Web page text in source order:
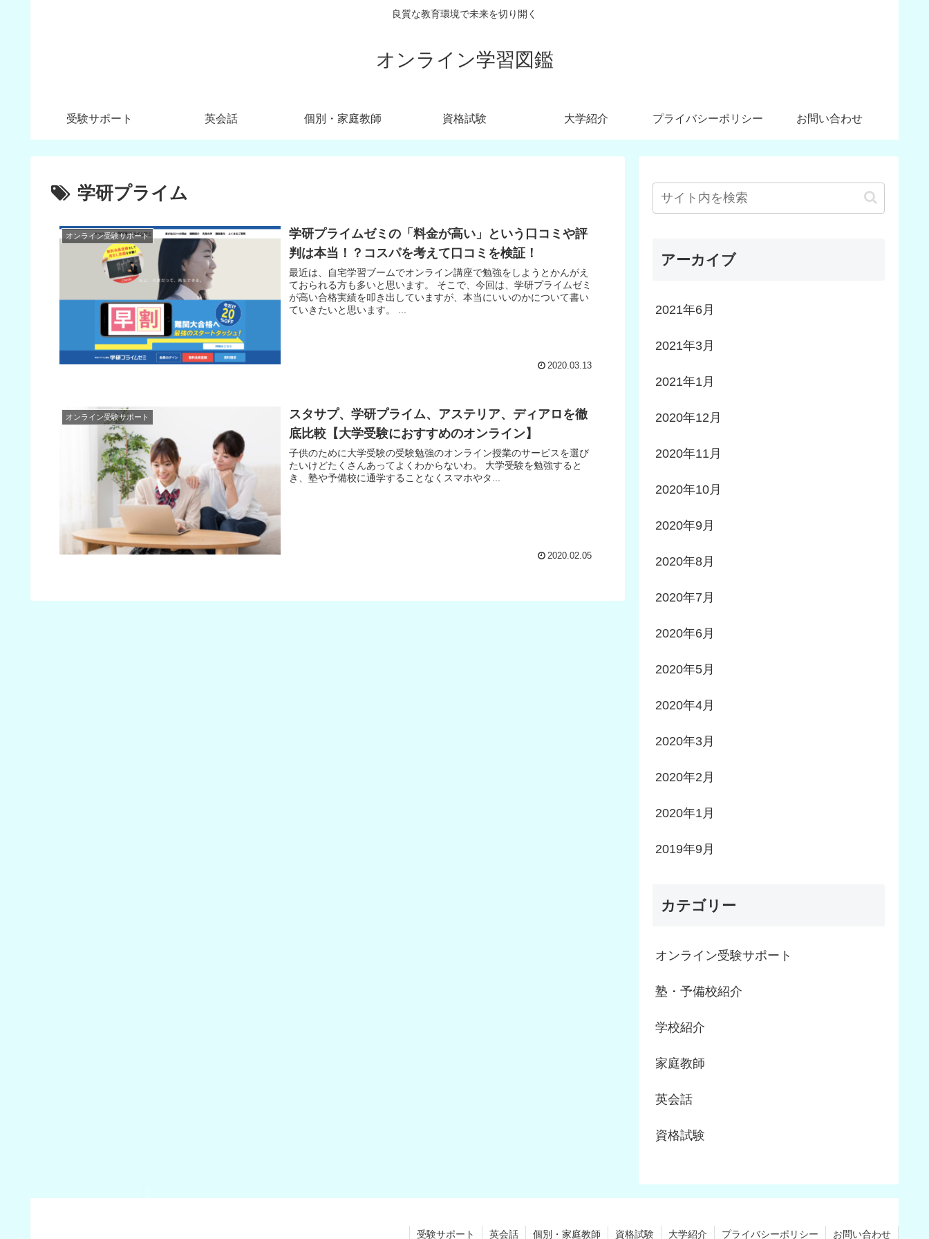
良質な教育環境で未来を切り開く
オンライン学習図鑑
受験サポート 英会話 個別・家庭教師 資格試験 大学紹介 プライバシーポリシー お問い合わせ
学研プライム
オンライン受験サポート
学研プライムゼミの「料金が高い」という口コミや評
判は本当！？コスパを考えて口コミを検証！
最近は、自宅学習ブームでオンライン講座で勉強をしようとかんがえ
ておられる方も多いと思います。 そこで、今回は、学研プライムゼミ
が高い合格実績を叩き出していますが、本当にいいのかについて書い
ていきたいと思います。 ...
2020.03.13
オンライン受験サポート
スタサプ、学研プライム、アステリア、ディアロを徹
底比較【大学受験におすすめのオンライン】
子供のために大学受験の受験勉強のオンライン授業のサービスを選び
たいけどたくさんあってよくわからないわ。 大学受験を勉強すると
き、塾や予備校に通学することなくスマホやタ...
2020.02.05
アーカイブ
2021年6月
2021年3月
2021年1月
2020年12月
2020年11月
2020年10月
2020年9月
2020年8月
2020年7月
2020年6月
2020年5月
2020年4月
2020年3月
2020年2月
2020年1月
2019年9月
カテゴリー
オンライン受験サポート
塾・予備校紹介
学校紹介
家庭教師
英会話
資格試験
受験サポート 英会話 個別・家庭教師 資格試験 大学紹介 プライバシーポリシー お問い合わせ